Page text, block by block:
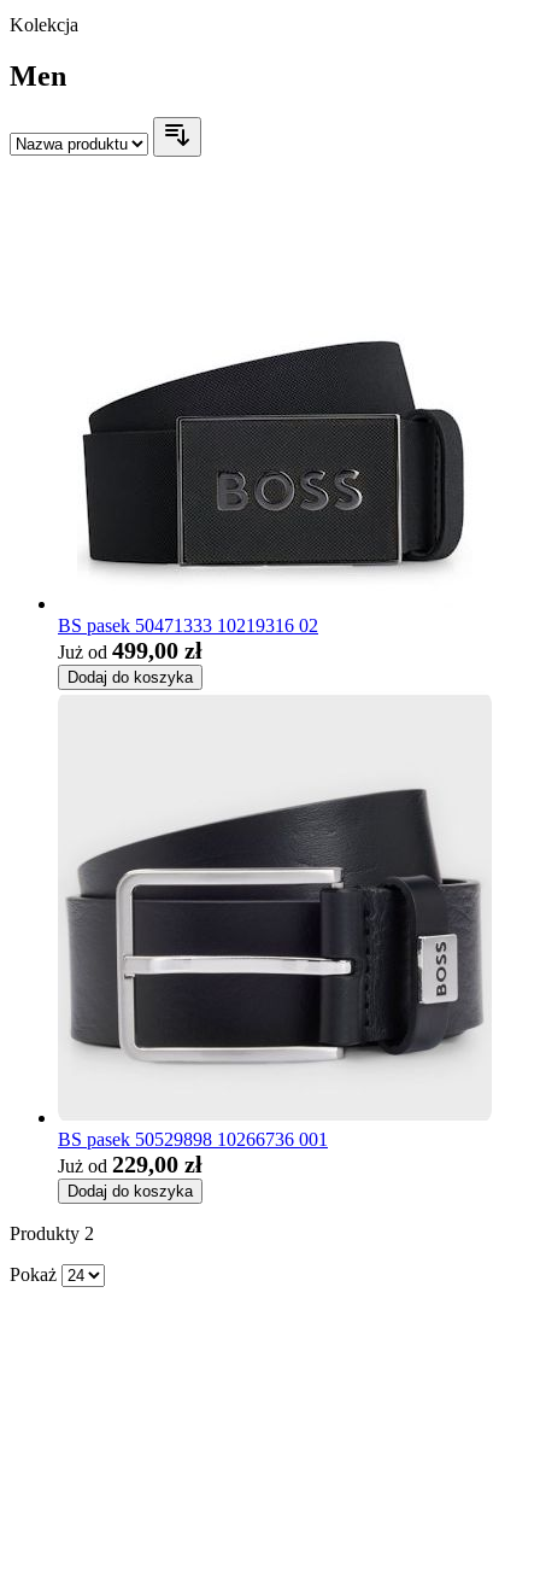
Kolekcja
Men
BS pasek 50471333 10219316 02
Już od 499,00 zł
Dodaj do koszyka
BS pasek 50529898 10266736 001
Już od 229,00 zł
Dodaj do koszyka
Produkty 2
Pokaż